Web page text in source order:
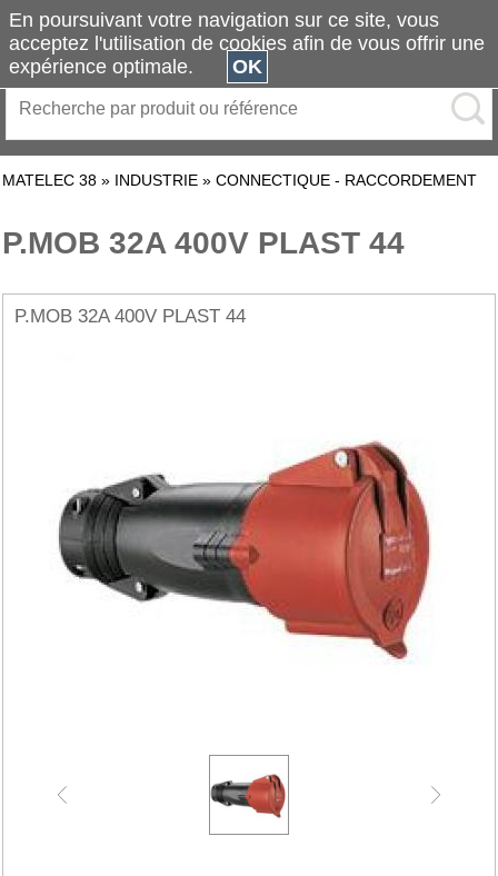
MATELEC 38 » INDUSTRIE » CONNECTIQUE - RACCORDEMENT
P.MOB 32A 400V PLAST 44
P.MOB 32A 400V PLAST 44
En poursuivant votre navigation sur ce site, vous
acceptez l'utilisation de cookies afin de vous offrir une
expérience optimale.
OK